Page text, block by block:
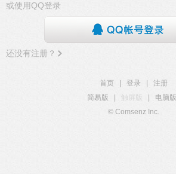
或使用QQ登录
还没有注册？
首页 登录
注册
简易版
触屏版 电脑版
© Comsenz Inc.